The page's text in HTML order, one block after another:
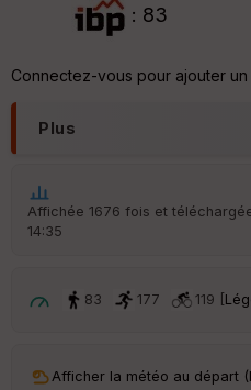
: 83
Connectez-vous pour ajouter un
Plus
Affichée 1676 fois et
14:35
83 177 119 [
Afficher la météo au départ